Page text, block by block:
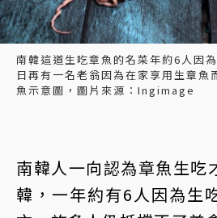
南韓這道生吃章魚的名菜年約6人因
日再有一名老翁因為在家享用生章魚
魚示意圖，圖片來源：Ingimage
南韓人一向認為章魚生吃
韓，一年約有6人因為生